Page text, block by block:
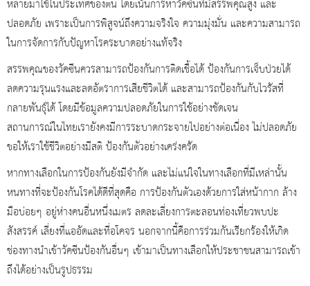
หลายมาใช้ในประเทศของตน โดยเน้นการหาวัคซีนที่มีสรรพคุณสูง และ
ปลอดภัย เพราะเป็นการพิสูจน์ถึงความจริงใจ ความมุ่งมั่น และความสามารถ
ในการจัดการกับปัญหาโรคระบาดอย่างแท้จริง
สรรพคุณของวัคซีนควรสามารถป้องกันการติดเชื้อได้ ป้องกันการเจ็บป่วยได้
ลดความรุนแรงและลดอัตราการเสียชีวิตได้ และสามารถป้องกันกับไวรัสที่
กลายพันธุ์ได้ โดยมีข้อมูลความปลอดภัยในการใช้อย่างชัดเจน
สถานการณ์ในไทยเรายังคงมีการระบาดกระจายไปอย่างต่อเนื่อง ไม่ปลอดภัย
ขอให้เราใช้ชีวิตอย่างมีสติ ป้องกันตัวอย่างเคร่งครัด
หากทางเลือกในการป้องกันยังมีจำกัด และไม่แน่ใจในทางเลือกที่มีเหล่านั้น
หนทางที่จะป้องกันโรคได้ดีที่สุดคือ การป้องกันตัวเองด้วยการใส่หน้ากาก ล้าง
มือบ่อยๆ อยู่ห่างคนอื่นหนึ่งเมตร ลดละเลี่ยงการตะลอนท่องเที่ยวพบปะ
สังสรรค์ เลี่ยงที่แออัดและที่อโคจร นอกจากนี้คือการร่วมกันเรียกร้องให้เกิด
ช่องทางนำเข้าวัคซีนป้องกันอื่นๆ เข้ามาเป็นทางเลือกให้ประชาชนสามารถเข้า
ถึงได้อย่างเป็นรูปธรรม